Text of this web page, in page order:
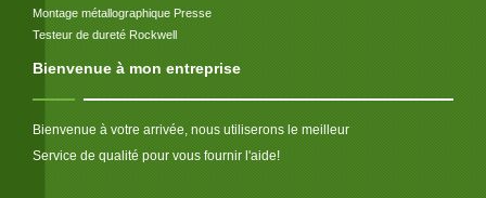
Montage métallographique Presse
Testeur de dureté Rockwell
Bienvenue à mon entreprise
Bienvenue à votre arrivée, nous utiliserons le meilleur
Service de qualité pour vous fournir l'aide!